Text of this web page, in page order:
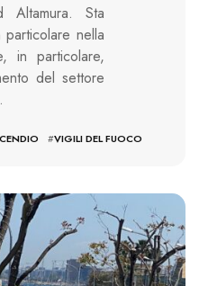
Sta
nella
in particolare,
del settore
#VIGILI DEL FUOCO